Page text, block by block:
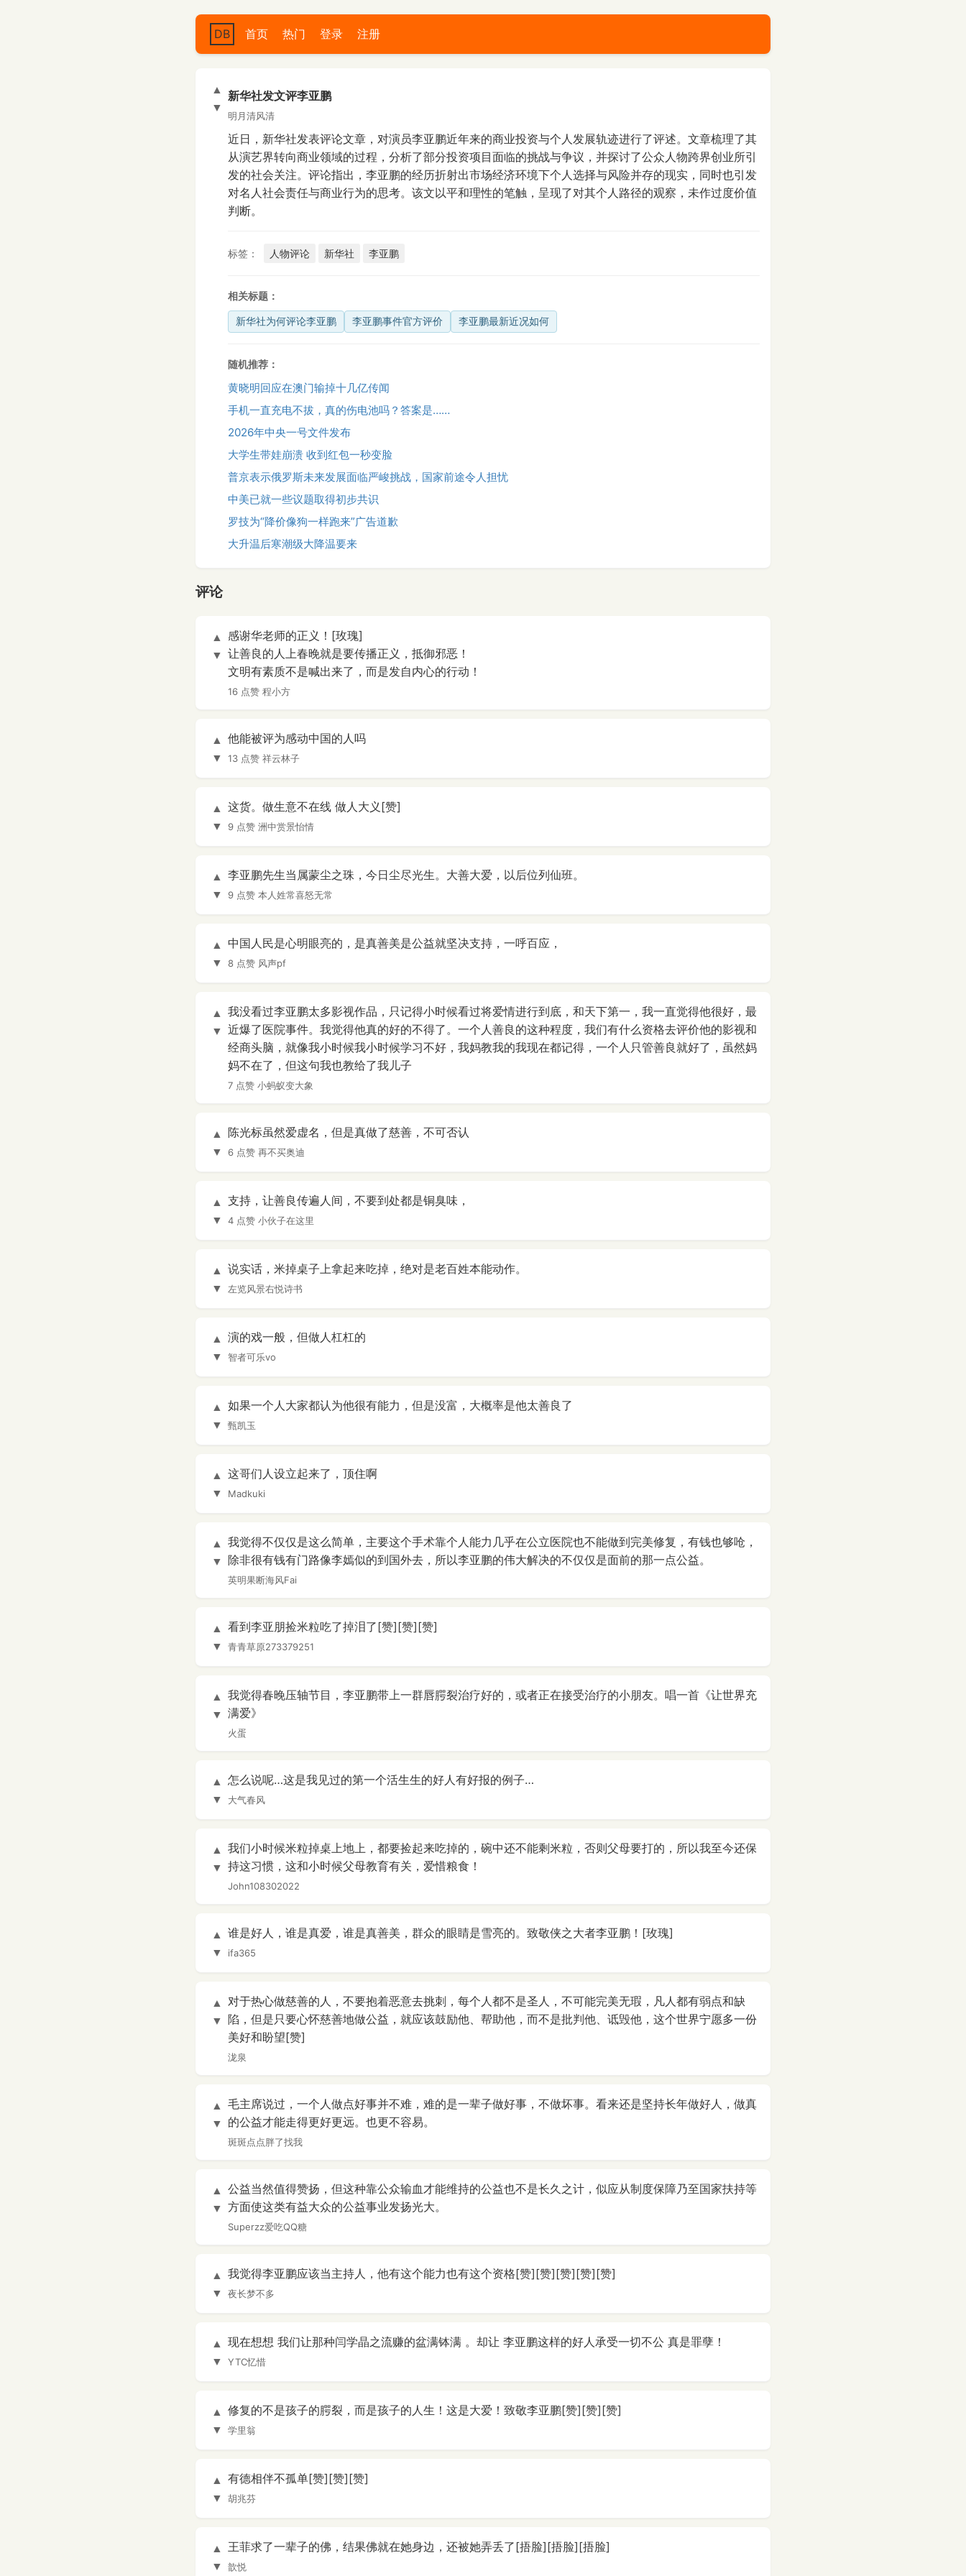
DB 首页 热门 登录 注册
▲
▼
新华社发文评李亚鹏
明月清风清
近日，新华社发表评论文章，对演员李亚鹏近年来的商业投资与个人发展轨迹进行了评述。文章梳理了其
从演艺界转向商业领域的过程，分析了部分投资项目面临的挑战与争议，并探讨了公众人物跨界创业所引
发的社会关注。评论指出，李亚鹏的经历折射出市场经济环境下个人选择与风险并存的现实，同时也引发
对名人社会责任与商业行为的思考。该文以平和理性的笔触，呈现了对其个人路径的观察，未作过度价值
判断。
标签： 人物评论 新华社 李亚鹏
相关标题：
新华社为何评论李亚鹏 李亚鹏事件官方评价 李亚鹏最新近况如何
随机推荐：
黄晓明回应在澳门输掉十几亿传闻
手机一直充电不拔，真的伤电池吗？答案是……
2026年中央一号文件发布
大学生带娃崩溃 收到红包一秒变脸
普京表示俄罗斯未来发展面临严峻挑战，国家前途令人担忧
中美已就一些议题取得初步共识
罗技为“降价像狗一样跑来”广告道歉
大升温后寒潮级大降温要来
评论
▲
▼
感谢华老师的正义！[玫瑰]
让善良的人上春晚就是要传播正义，抵御邪恶！
文明有素质不是喊出来了，而是发自内心的行动！
16 点赞 程小方
▲
▼
他能被评为感动中国的人吗
13 点赞 祥云林子
▲
▼
这货。做生意不在线 做人大义[赞]
9 点赞 洲中赏景怡情
▲
▼
李亚鹏先生当属蒙尘之珠，今日尘尽光生。大善大爱，以后位列仙班。
9 点赞 本人姓常喜怒无常
▲
▼
中国人民是心明眼亮的，是真善美是公益就坚决支持，一呼百应，
8 点赞 风声pf
▲
▼
我没看过李亚鹏太多影视作品，只记得小时候看过将爱情进行到底，和天下第一，我一直觉得他很好，最
近爆了医院事件。我觉得他真的好的不得了。一个人善良的这种程度，我们有什么资格去评价他的影视和
经商头脑，就像我小时候我小时候学习不好，我妈教我的我现在都记得，一个人只管善良就好了，虽然妈
妈不在了，但这句我也教给了我儿子
7 点赞 小蚂蚁变大象
▲
▼
陈光标虽然爱虚名，但是真做了慈善，不可否认
6 点赞 再不买奥迪
▲
▼
支持，让善良传遍人间，不要到处都是铜臭味，
4 点赞 小伙子在这里
▲
▼
说实话，米掉桌子上拿起来吃掉，绝对是老百姓本能动作。
左览风景右悦诗书
▲
▼
演的戏一般，但做人杠杠的
智者可乐vo
▲
▼
如果一个人大家都认为他很有能力，但是没富，大概率是他太善良了
甄凯玉
▲
▼
这哥们人设立起来了，顶住啊
Madkuki
▲
▼
我觉得不仅仅是这么简单，主要这个手术靠个人能力几乎在公立医院也不能做到完美修复，有钱也够呛，
除非很有钱有门路像李嫣似的到国外去，所以李亚鹏的伟大解决的不仅仅是面前的那一点公益。
英明果断海风Fai
▲
▼
看到李亚朋捡米粒吃了掉泪了[赞][赞][赞]
青青草原273379251
▲
▼
我觉得春晚压轴节目，李亚鹏带上一群唇腭裂治疗好的，或者正在接受治疗的小朋友。唱一首《让世界充
满爱》
火蛋
▲
▼
怎么说呢…这是我见过的第一个活生生的好人有好报的例子…
大气春风
▲
▼
我们小时候米粒掉桌上地上，都要捡起来吃掉的，碗中还不能剩米粒，否则父母要打的，所以我至今还保
持这习惯，这和小时候父母教育有关，爱惜粮食！
John108302022
▲
▼
谁是好人，谁是真爱，谁是真善美，群众的眼睛是雪亮的。致敬侠之大者李亚鹏！[玫瑰]
ifa365
▲
▼
对于热心做慈善的人，不要抱着恶意去挑刺，每个人都不是圣人，不可能完美无瑕，凡人都有弱点和缺
陷，但是只要心怀慈善地做公益，就应该鼓励他、帮助他，而不是批判他、诋毁他，这个世界宁愿多一份
美好和盼望[赞]
泷泉
▲
▼
毛主席说过，一个人做点好事并不难，难的是一辈子做好事，不做坏事。看来还是坚持长年做好人，做真
的公益才能走得更好更远。也更不容易。
斑斑点点胖了找我
▲
▼
公益当然值得赞扬，但这种靠公众输血才能维持的公益也不是长久之计，似应从制度保障乃至国家扶持等
方面使这类有益大众的公益事业发扬光大。
Superzz爱吃QQ糖
▲
▼
我觉得李亚鹏应该当主持人，他有这个能力也有这个资格[赞][赞][赞][赞][赞]
夜长梦不多
▲
▼
现在想想 我们让那种闫学晶之流赚的盆满钵满 。却让 李亚鹏这样的好人承受一切不公 真是罪孽！
YTC忆惜
▲
▼
修复的不是孩子的腭裂，而是孩子的人生！这是大爱！致敬李亚鹏[赞][赞][赞]
学里翁
▲
▼
有德相伴不孤单[赞][赞][赞]
胡兆芬
▲
▼
王菲求了一辈子的佛，结果佛就在她身边，还被她弄丢了[捂脸][捂脸][捂脸]
歆悦